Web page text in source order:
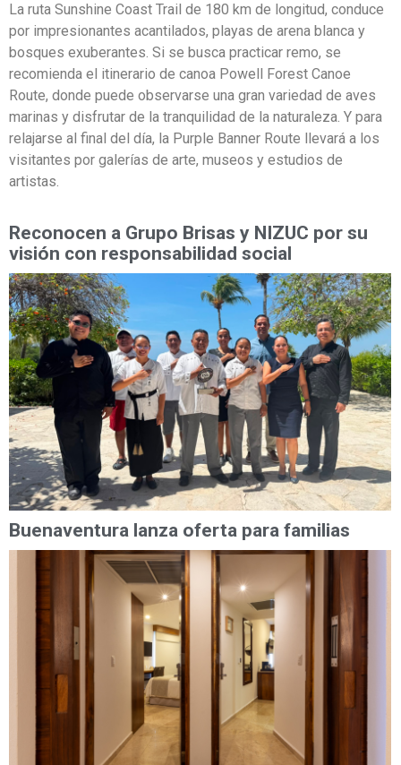
La ruta Sunshine Coast Trail de 180 km de longitud, conduce
por impresionantes acantilados, playas de arena blanca y
bosques exuberantes. Si se busca practicar remo, se
recomienda el itinerario de canoa Powell Forest Canoe
Route, donde puede observarse una gran variedad de aves
marinas y disfrutar de la tranquilidad de la naturaleza. Y para
relajarse al final del día, la Purple Banner Route llevará a los
visitantes por galerías de arte, museos y estudios de
artistas.
Reconocen a Grupo Brisas y NIZUC por su
visión con responsabilidad social
Buenaventura lanza oferta para familias